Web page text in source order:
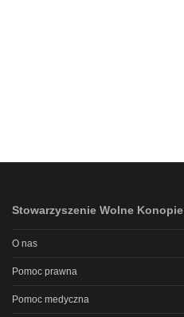
Stowarzyszenie Wolne Konopie
O nas
Pomoc prawna
Pomoc medyczna